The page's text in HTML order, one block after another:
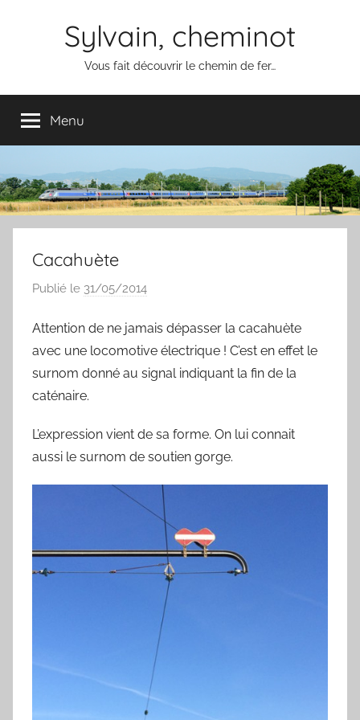
Sylvain, cheminot
Vous fait découvrir le chemin de fer…
Menu
Cacahuète
Publié le 31/05/2014
r
S
y
a
i
o
a
Attention de ne jamais dépasser la cacahuète
avec une locomotive électrique ! C’est en effet le
surnom donné au signal indiquant la fin de la
caténaire.
L’expression vient de sa forme. On lui connait
aussi le surnom de soutien gorge.